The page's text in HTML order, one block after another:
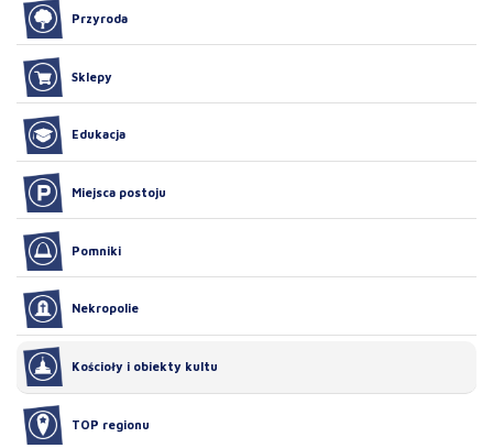
Przyroda
Sklepy
Edukacja
Miejsca postoju
Pomniki
Nekropolie
Kościoły i obiekty kultu
TOP regionu